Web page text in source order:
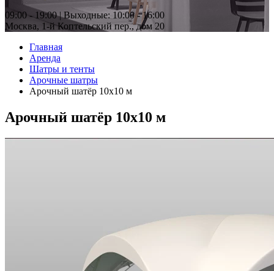
09:00 - 19:00 | Выходные: 10:00 - 16:00
Москва, 1-й Коптельский пер., дом 20
Главная
Аренда
Шатры и тенты
Арочные шатры
Арочный шатёр 10х10 м
Арочный шатёр 10х10 м